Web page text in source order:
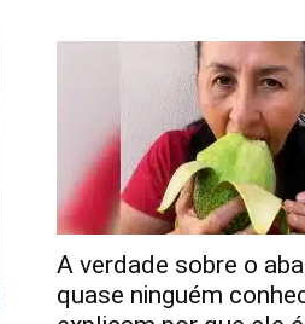
A verdade sobre o
quase ninguém